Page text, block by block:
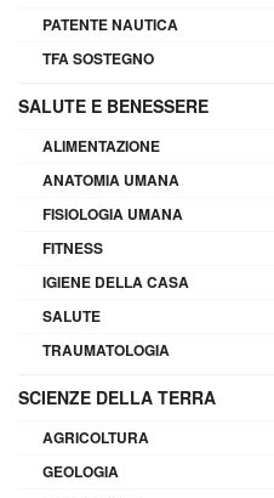
PATENTE NAUTICA
TFA SOSTEGNO
SALUTE E BENESSERE
ALIMENTAZIONE
ANATOMIA UMANA
FISIOLOGIA UMANA
FITNESS
IGIENE DELLA CASA
SALUTE
TRAUMATOLOGIA
SCIENZE DELLA TERRA
AGRICOLTURA
GEOLOGIA